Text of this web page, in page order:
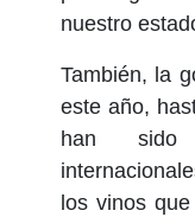
nuestro
También, la
este año,
han sido
los vinos